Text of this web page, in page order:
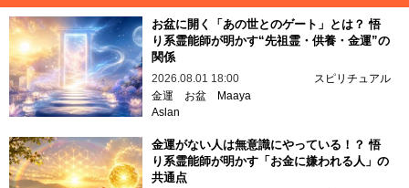
お盆に開く「あの世とのゲート」とは？ 悟
り系霊能師が明かす“先祖霊・供養・金運”の
関係
2026.08.01 18:00
スピリチュアル
金運
お盆
Maaya
Aslan
金運がない人は無意識にやっている！？ 悟
り系霊能師が明かす「お金に嫌われる人」の
共通点